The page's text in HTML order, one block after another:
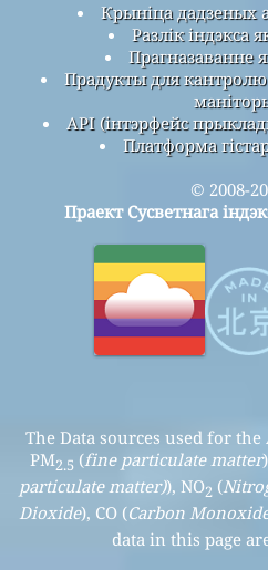
Крыніца дадзеных
Разлік індэкса
Прагназаванне
Прадукты для кантролю
API (інтэрфейс
Платформа
© 2008-
Праект Сусветнага
The Data sources used for
PM2.5 (fine particulate matter
particulate matter)), NO2 (
Dioxide), CO (Carbon
data in this page